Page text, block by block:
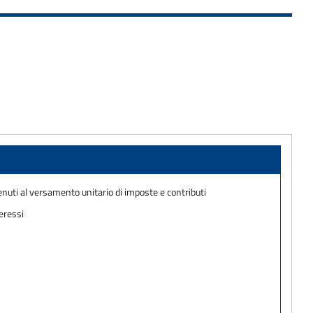
al versamento unitario di imposte e contributi